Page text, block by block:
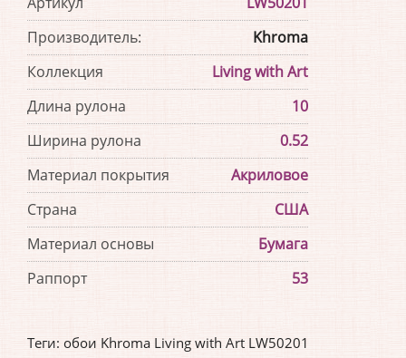
Производитель:
Khroma
Коллекция
Living with Art
Длина рулона
10
Ширина рулона
0.52
Материал покрытия
Акриловое
Страна
США
Материал основы
Бумага
Раппорт
53
Теги: обои Khroma Living with Art LW50201